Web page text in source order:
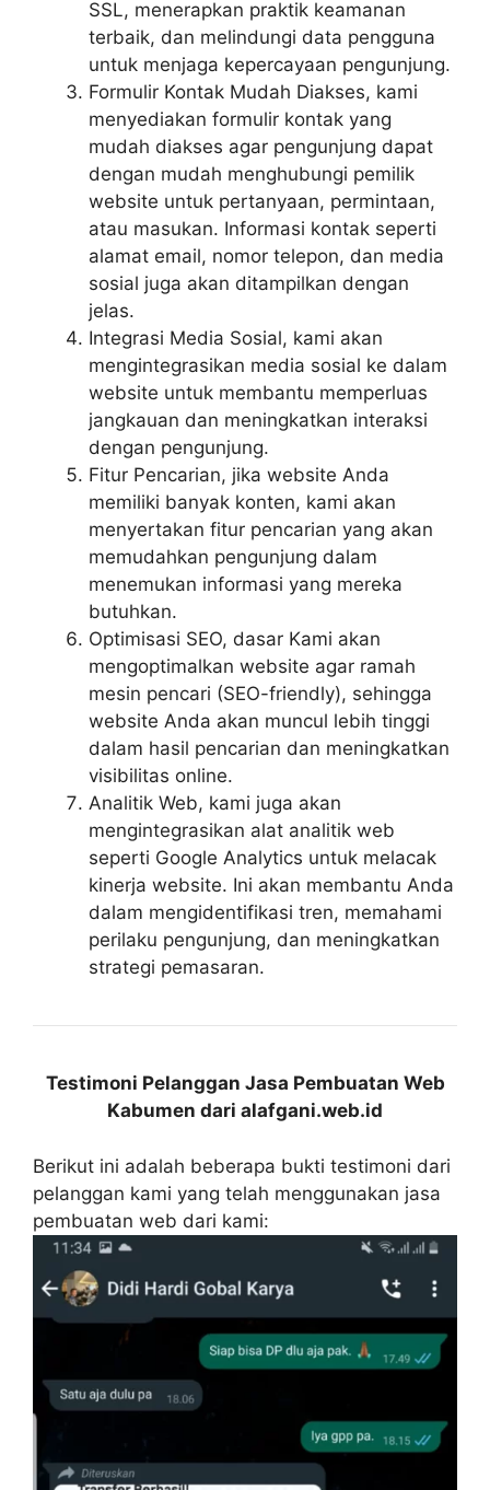
SSL, menerapkan praktik keamanan
terbaik, dan melindungi data pengguna
untuk menjaga kepercayaan pengunjung.
Formulir Kontak Mudah Diakses, kami
menyediakan formulir kontak yang
mudah diakses agar pengunjung dapat
dengan mudah menghubungi pemilik
website untuk pertanyaan, permintaan,
atau masukan. Informasi kontak seperti
alamat email, nomor telepon, dan media
sosial juga akan ditampilkan dengan
jelas.
Integrasi Media Sosial, kami akan
mengintegrasikan media sosial ke dalam
website untuk membantu memperluas
jangkauan dan meningkatkan interaksi
dengan pengunjung.
Fitur Pencarian, jika website Anda
memiliki banyak konten, kami akan
menyertakan fitur pencarian yang akan
memudahkan pengunjung dalam
menemukan informasi yang mereka
butuhkan.
Optimisasi SEO, dasar Kami akan
mengoptimalkan website agar ramah
mesin pencari (SEO-friendly), sehingga
website Anda akan muncul lebih tinggi
dalam hasil pencarian dan meningkatkan
visibilitas online.
Analitik Web, kami juga akan
mengintegrasikan alat analitik web
seperti Google Analytics untuk melacak
kinerja website. Ini akan membantu Anda
dalam mengidentifikasi tren, memahami
perilaku pengunjung, dan meningkatkan
strategi pemasaran.
Testimoni Pelanggan Jasa Pembuatan Web
Kabumen dari alafgani.web.id
Berikut ini adalah beberapa bukti testimoni dari
pelanggan kami yang telah menggunakan jasa
pembuatan web dari kami: